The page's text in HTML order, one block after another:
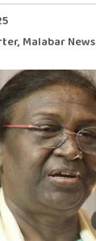
, Malabar News